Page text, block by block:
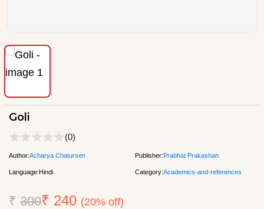
Goli
(0)
Author:Acharya Chatursen Publisher:Prabhat Prakashan
Language:Hindi Category:Academics-and-references
₹ 300₹ 240 (20% off)